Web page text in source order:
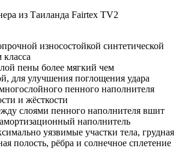
из Таиланда Fairtex TV2
износостойкой синтетической
пены более мягкий чем
для улучшения поглощения удара
пенного наполнителя
и жёсткости
слоями пенного наполнителя вшит
наполнитель
уязвимые участки тела, грудная
полость, рёбра и солнечное сплетение